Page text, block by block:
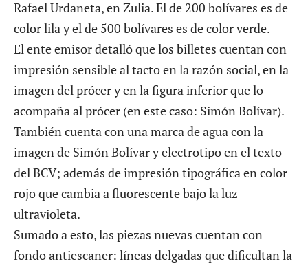
Rafael Urdaneta, en Zulia. El de 200 bolívares es de
color lila y el de 500 bolívares es de color verde.
El ente emisor detalló que los billetes cuentan con
impresión sensible al tacto en la razón social, en la
imagen del prócer y en la figura inferior que lo
acompaña al prócer (en este caso: Simón Bolívar).
También cuenta con una marca de agua con la
imagen de Simón Bolívar y electrotipo en el texto
del BCV; además de impresión tipográfica en color
rojo que cambia a fluorescente bajo la luz
ultravioleta.
Sumado a esto, las piezas nuevas cuentan con
fondo antiescaner: líneas delgadas que dificultan la